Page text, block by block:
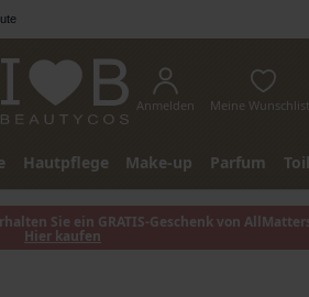
Anmelden Meine
Hautpflege Make-up Parfum
Sie ein GRATIS-Geschenk von
Hier kaufen